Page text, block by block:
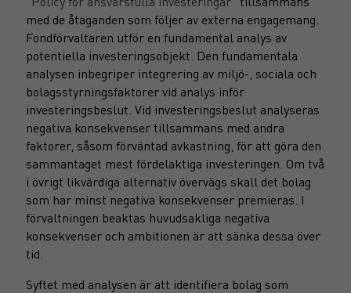
med de åtaganden som följer av externa engagemang.
Fondförvaltaren utför en fundamental analys av
potentiella investeringsobjekt. Den fundamentala
analysen inbegriper integrering av miljö-, sociala och
bolagsstyrningsfaktorer vid analys inför
investeringsbeslut. Vid investeringsbeslut analyseras
negativa konsekvenser tillsammans med andra
faktorer, såsom förväntad avkastning, för att göra den
sammantaget mest fördelaktiga investeringen. Om två
i övrigt likvärdiga alternativ övervägs skall det bolag
som har minst negativa konsekvenser premieras. I
förvaltningen beaktas huvudsakliga negativa
konsekvenser och ambitionen är att sänka dessa över
tid.
Syftet med analysen är att identifiera bolag som